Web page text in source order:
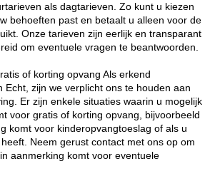
als dagtarieven. Zo kunt u kiezen
behoeften past en betaalt u alleen voor de
Onze tarieven zijn eerlijk en transparant
om eventuele vragen te beantwoorden.
of korting opvang Als erkend
Echt, zijn we verplicht ons te houden aan
Er zijn enkele situaties waarin u mogelijk
voor gratis of korting opvang, bijvoorbeeld
komt voor kinderopvangtoeslag of als u
Neem gerust contact met ons op om
aanmerking komt voor eventuele